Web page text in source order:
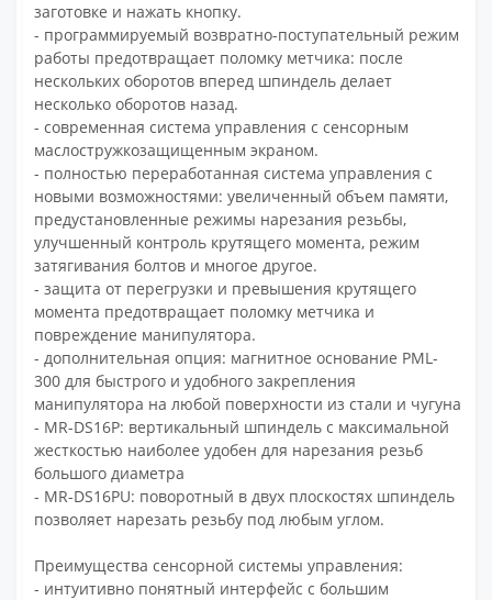
заготовке и нажать кнопку.
- программируемый возвратно-поступательный режим
работы предотвращает поломку метчика: после
нескольких оборотов вперед шпиндель делает
несколько оборотов назад.
- современная система управления с сенсорным
маслостружкозащищенным экраном.
- полностью переработанная система управления с
новыми возможностями: увеличенный объем памяти,
предустановленные режимы нарезания резьбы,
улучшенный контроль крутящего момента, режим
затягивания болтов и многое другое.
- защита от перегрузки и превышения крутящего
момента предотвращает поломку метчика и
повреждение манипулятора.
- дополнительная опция: магнитное основание PML-
300 для быстрого и удобного закрепления
манипулятора на любой поверхности из стали и чугуна
- MR-DS16P: вертикальный шпиндель с максимальной
жесткостью наиболее удобен для нарезания резьб
большого диаметра
- MR-DS16PU: поворотный в двух плоскостях шпиндель
позволяет нарезать резьбу под любым углом.
Преимущества сенсорной системы управления:
- интуитивно понятный интерфейс с большим